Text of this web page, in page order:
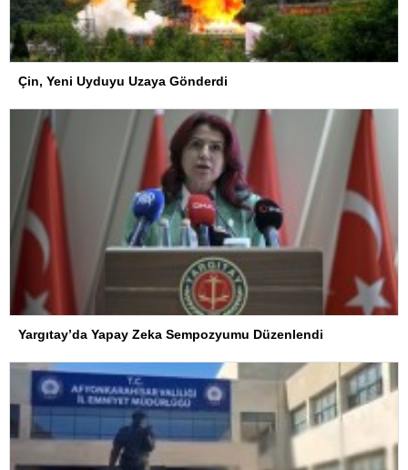
Çin, Yeni Uyduyu Uzaya Gönderdi
Yargıtay’da Yapay Zeka Sempozyumu Düzenlendi